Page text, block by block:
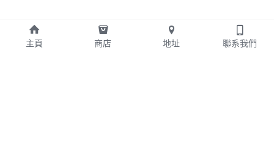
主頁 商店 地址 聯系我們